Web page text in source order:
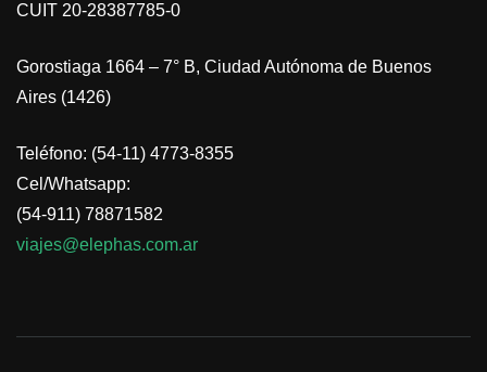
CUIT 20-28387785-0
Gorostiaga 1664 – 7° B, Ciudad Autónoma de Buenos
Aires (1426)
Teléfono: (54-11) 4773-8355
Cel/Whatsapp:
(54-911) 78871582
viajes@elephas.com.ar